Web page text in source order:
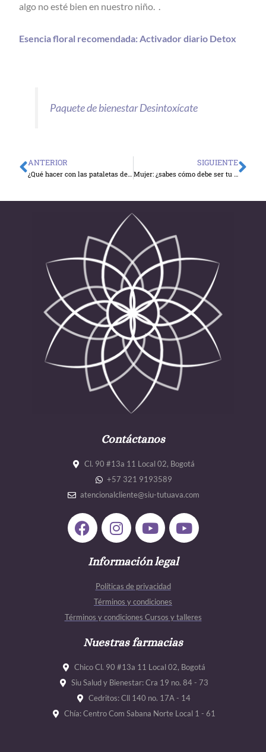
algo no esté bien en nuestro niño. .
Esencia floral recomendada: Activador diario Detox
Paquete de bienestar Desintoxícate
Ant
ANTERIOR
¿Qué hacer con las pataletas de nuestros hijos?
SIGUIENTE
Mujer: ¿sabes cómo debe ser tu nutrición por etapas?
Contáctanos
Cl. 90 #13a 11 Local 02, Bogotá
+57 321 9193589
atencionalcliente@siu-tutuava.com
F
a
e
k
I
n
t
g
r
a
m
Y
o
t
b
e
Y
o
Información legal
Políticas de privacidad
Términos y condiciones
Términos y condiciones Cursos y talleres
Nuestras farmacias
Chico Cl. 90 #13a 11 Local 02, Bogotá
Siu Salud y Bienestar: Cra 19 no. 84 - 73
Cedritos: Cll 140 no. 17A - 14
Chía: Centro Com Sabana Norte Local 1 - 61